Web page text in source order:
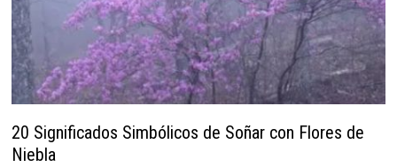
20 Significados Simbólicos de Soñar con Flores de
Niebla